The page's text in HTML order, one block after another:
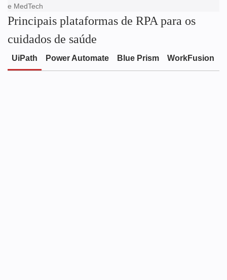
e MedTech
Principais plataformas de RPA para os
cuidados de saúde
UiPath Power Automate Blue Prism WorkFusion